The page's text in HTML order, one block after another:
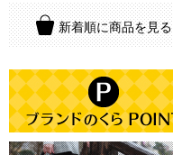
新着順に商品を見る